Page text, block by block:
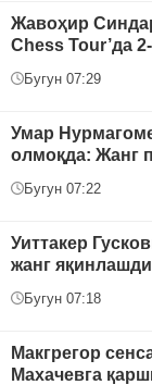
Жавоҳир
Chess Tour’да
Бугун 07:29
Умар
олмоқда: Жанг
Бугун 07:22
Уиттакер
жанг
Бугун 07:18
Макгрегор
Махачевга